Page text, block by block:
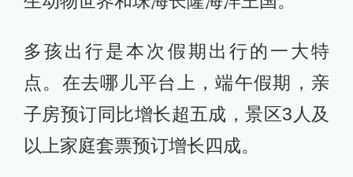
多孩出行是本次假期出行的一大特
点。在去哪儿平台上，端午假期，亲
子房预订同比增长超五成，景区3人及
以上家庭套票预订增长四成。